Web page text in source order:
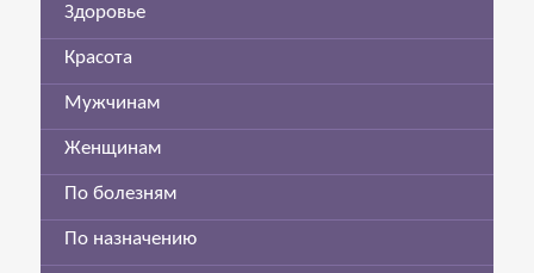
Здоровье
Красота
Мужчинам
Женщинам
По болезням
По назначению